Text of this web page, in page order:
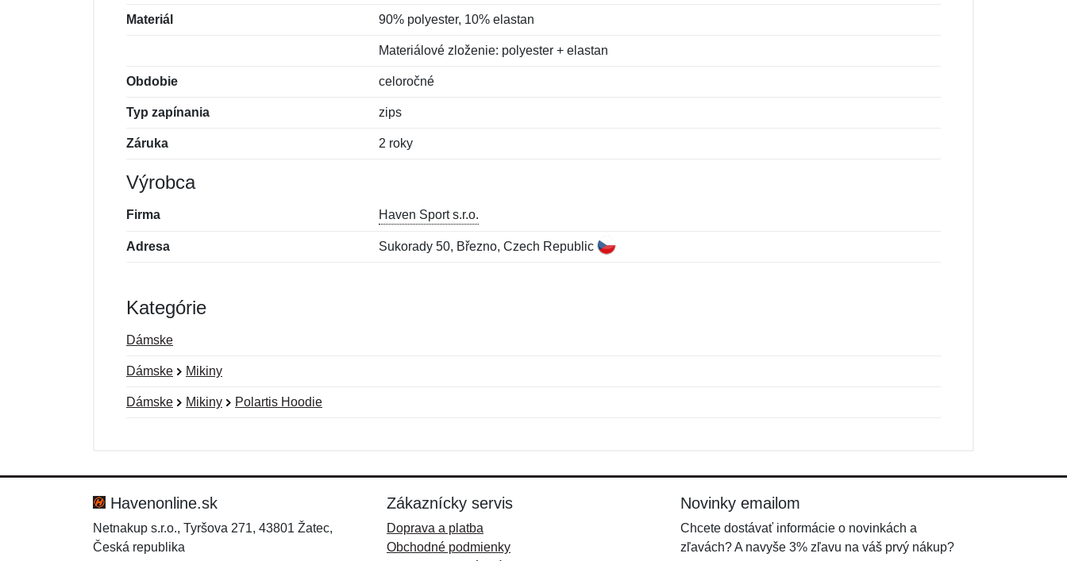
Materiál 90% polyester, 10% elastan
Materiálové zloženie: polyester + elastan
Obdobie celoročné
Typ zapínania zips
Záruka 2 roky
Výrobca
Firma Haven Sport s.r.o.
Adresa Sukorady 50, Březno, Czech Republic
Kategórie
Dámske
Dámske Mikiny
Dámske Mikiny Polartis Hoodie
Správa*
Správa*
Havenonline.sk
Netnakup s.r.o., Tyršova 271, 43801 Žatec,
Česká republika
Zákaznícky servis
Doprava a platba
Obchodné podmienky
Novinky emailom
Chcete dostávať informácie o novinkách a
zľavách? A navyše 3% zľavu na váš prvý nákup?